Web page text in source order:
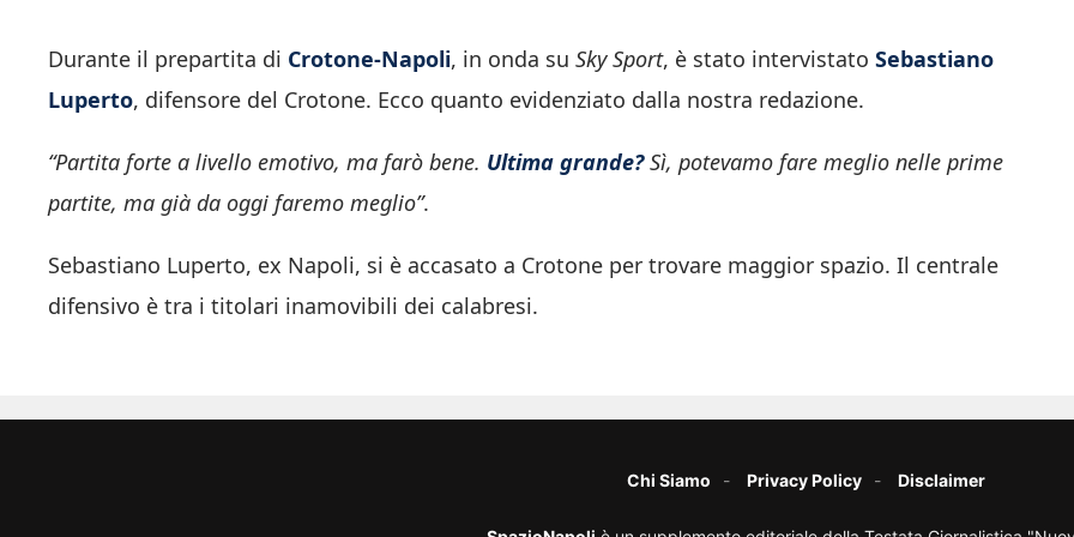
Durante il prepartita di Crotone-Napoli, in onda su Sky Sport, è stato intervistato Sebastiano
Luperto, difensore del Crotone. Ecco quanto evidenziato dalla nostra redazione.
“Partita forte a livello emotivo, ma farò bene. Ultima grande?Sì, potevamo fare meglio nelle prime
partite, ma già da oggi faremo meglio”.
Sebastiano Luperto, ex Napoli, si è accasato a Crotone per trovare maggior spazio. Il centrale
difensivo è tra i titolari inamovibili dei calabresi.
Chi Siamo Privacy Policy Disclaimer